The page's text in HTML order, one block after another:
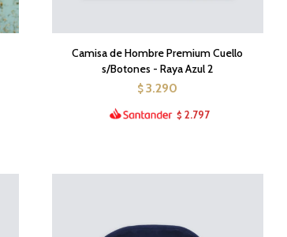
Camisa de Hombre Premium Cuello
s/Botones - Raya Azul 2
$ 3.290
$ 2.797